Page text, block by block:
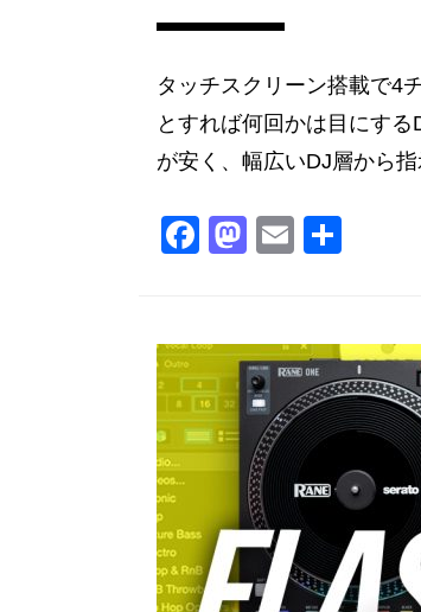
タッチスクリーン搭載で4
とすれば何回かは目にす
が安く、幅広いDJ層から
F
e
b
o
o
M
o
d
o
n
E
l